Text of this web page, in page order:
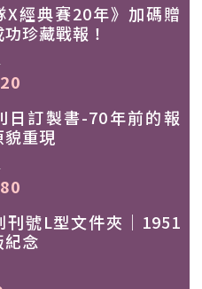
X經典賽20年》加碼贈
珍藏戰報！
日訂製書-70年前的報
重現
刊號L型文件夾｜1951
紀念